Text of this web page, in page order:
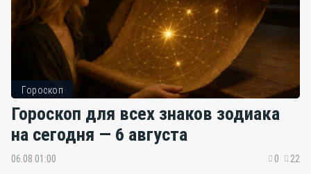
Гороскоп
Гороскоп для всех знаков зодиака
на сегодня — 6 августа
06.08 01:00 0 22